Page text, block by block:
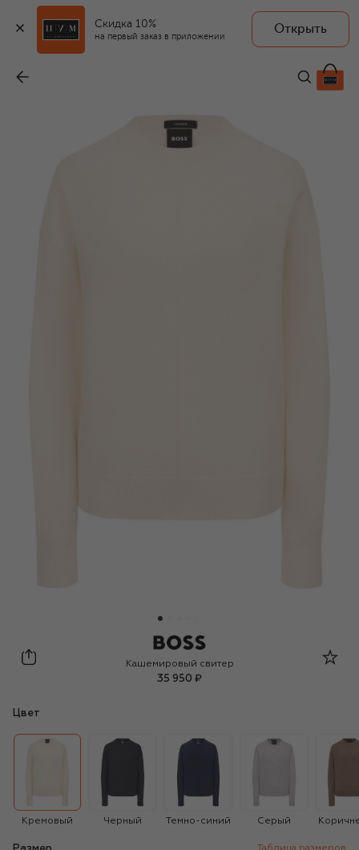
Скидка 10%
на первый заказ в приложении
Открыть
35 950 ₽
BOSS
Кашемировый свитер
35 950 ₽
Цвет
Кремовый Черный Темно-синий Серый